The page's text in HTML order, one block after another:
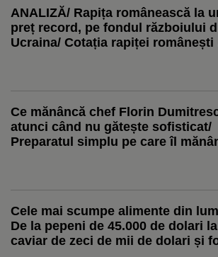
ANALIZĂ/ Rapița românească la
preț record, pe fondul războiului
Ucraina/ Cotația rapiței românești
Ce mănâncă chef Florin
atunci când nu gătește sofisticat/
Preparatul simplu pe care îl
Cele mai scumpe alimente din
De la pepeni de 45.000 de dolari la
caviar de zeci de mii de dolari și